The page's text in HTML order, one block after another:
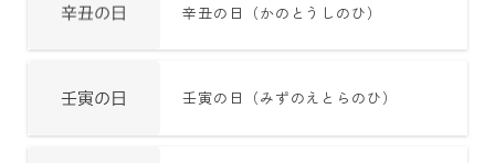
辛丑の日（かのとうしのひ）
壬寅の日（みずのえとらのひ）